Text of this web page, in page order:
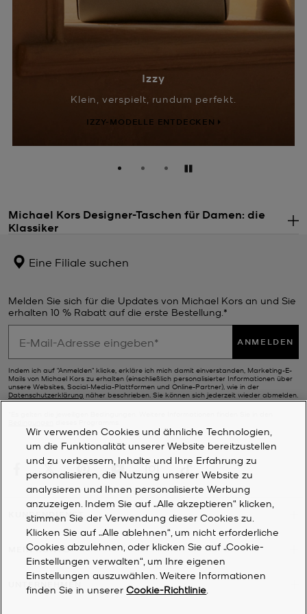
Izzy
Klein, verspielt, rundum perfekt.
IZZY-MODELLE ENTDECKEN
Anhalten
Michael Kors Designer-Taschen für Damen: die
Klassiker
unserer Kollektion an edlen Designer-Taschen aus geschmeidigem
Leder, sinnlichem Wildleder und weiteren ausdrucksstarken
werden. Von
Umhängetaschen und Clutches bis hin zu
Henkeltaschen und geräumigenShoppern– unsere hochwertigen
Designs zeichnen sich durch elegante Zierteile und viel Liebe zum
Detail aus. Halten Sie nach den unverkennbaren Initialen MK
Ausschau, die sich wie ein roter Faden durch die gesamte
Kollektion ziehen. Dieses Monogramm zeichnete Michael bereits in
der Schule, als er noch davon träumte, ein berühmter
Modedesigner zu werden. Als Beweis dafür, dass Träume wahr
Eine Filiale suchen
Melden Sie sich für die Updates von Michael Kors an und Sie
erhalten 10 % Rabatt auf die erste Bestellung.*
ANMELDEN
Indem ich auf "Anmelden" klicke, erkläre ich mich damit einverstanden, Marketing-E-
Mails von Michael Kors zu erhalten (einschließlich personalisierter Informationen über
unsere Websites, Social-Media-Plattformen und Online-Partner), wie in der
Datenschutzerklärung näher beschrieben. Sie können sich jederzeit wieder abmelden.
KUNDENDIENST
MEIN KONTO
UNTERNEHMEN
Wir verwenden Cookies und ähnliche Technologien,
um die Funktionalität unserer Website bereitzustellen
und zu verbessern, Inhalte und Ihre Erfahrung zu
personalisieren, die Nutzung unserer Website zu
analysieren und Ihnen personalisierte Werbung
anzuzeigen. Indem Sie auf „Alle akzeptieren“ klicken,
stimmen Sie der Verwendung dieser Cookies zu.
Klicken Sie auf „Alle ablehnen“, um nicht erforderliche
Cookies abzulehnen, oder klicken Sie auf „Cookie-
Einstellungen verwalten“, um Ihre eigenen
Einstellungen auszuwählen. Weitere Informationen
finden Sie in unsererCookie-Richtlinie